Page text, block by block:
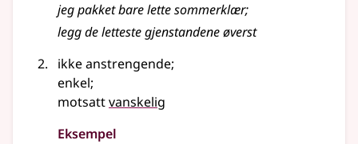
jeg pakket barelettesommerklær;
legg de letteste gjenstandene øverst
ikke anstrengende;
enkel;
motsattvanskelig
Eksempel